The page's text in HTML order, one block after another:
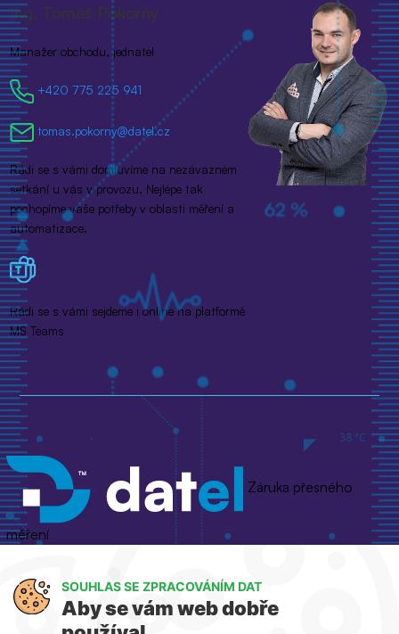
Ing. Tomáš Pokorný
Manažer obchodu, jednatel
+420 775 225 941
tomas.pokorny@datel.cz
Rádi se s vámi domluvíme na nezávazném
setkání u vás v provozu. Nejlépe tak
pochopíme vaše potřeby v oblasti měření a
automatizace.
Rádi se s vámi sejdeme i online na platformě
MS Teams
Záruka přesného
měření
SOUHLAS SE ZPRACOVÁNÍM DAT
Aby se vám web dobře